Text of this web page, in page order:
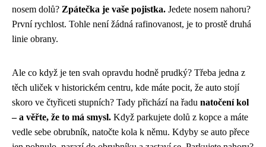
nosem dolů? Zpátečka je vaše pojistka. Jedete nosem nahoru?
První rychlost. Tohle není žádná rafinovanost, je to prostě druhá
linie obrany.
Ale co když je ten svah opravdu hodně prudký? Třeba jedna z
těch uliček v historickém centru, kde máte pocit, že auto stojí
skoro ve čtyřiceti stupních? Tady přichází na řadu natočení kol
– a věřte, že to má smysl. Když parkujete dolů z kopce a máte
vedle sebe obrubník, natočte kola k němu. Kdyby se auto přece